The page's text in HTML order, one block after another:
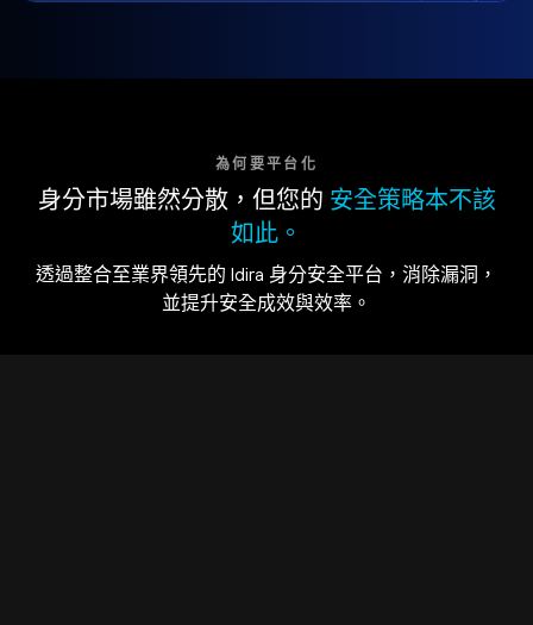
為何要平台化
身分市場雖然分散，但您的 安全策略本不該
如此。
透過整合至業界領先的 Idira 身分安全平台，消除漏洞，
並提升安全成效與效率。